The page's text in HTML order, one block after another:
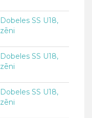
Dobeles SS U18,
zēni
Dobeles SS U18,
zēni
Dobeles SS U18,
zēni